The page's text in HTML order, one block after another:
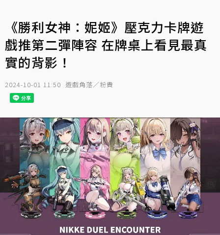
《勝利女神：妮姬》壓克力卡牌遊
戲推第二彈陣容 在牌桌上看見最真
實的背影！
2024-10-01 11:50 遊戲角落／粉貴